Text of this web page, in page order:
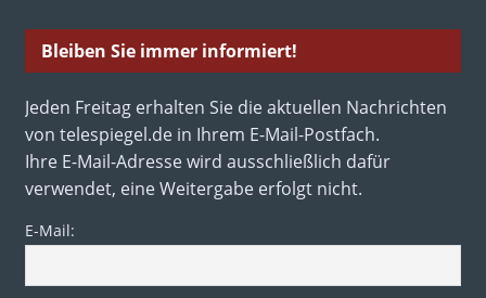
Bleiben Sie immer informiert!
Jeden Freitag erhalten Sie die aktuellen Nachrichten
von telespiegel.de in Ihrem E-Mail-Postfach.
Ihre E-Mail-Adresse wird ausschließlich dafür
verwendet, eine Weitergabe erfolgt nicht.
E-Mail: